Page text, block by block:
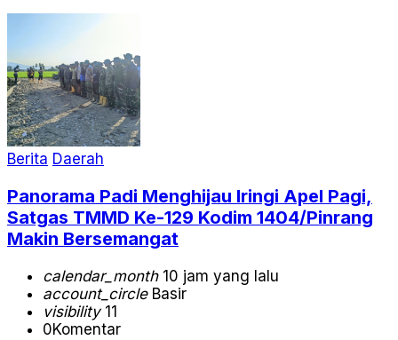
Berita Daerah
Panorama Padi Menghijau Iringi Apel Pagi,
Satgas TMMD Ke-129 Kodim 1404/Pinrang
Makin Bersemangat
calendar_month10 jam yang lalu
account_circleBasir
visibility11
0Komentar